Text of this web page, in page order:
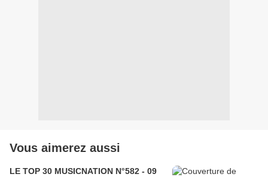
Vous aimerez aussi
LE TOP 30 MUSICNATION N°582 - 09